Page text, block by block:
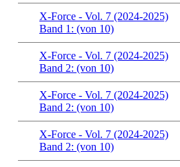
X-Force - Vol. 7 (2024-2025)
Band 1: (von 10)
X-Force - Vol. 7 (2024-2025)
Band 2: (von 10)
X-Force - Vol. 7 (2024-2025)
Band 2: (von 10)
X-Force - Vol. 7 (2024-2025)
Band 2: (von 10)